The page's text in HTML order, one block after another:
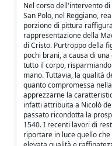
Nel corso dell'intervento
San Polo, nel Reggiano,
porzione di pittura
rappresentazione della
di Cristo. Purtroppo della
pochi brani, a causa di
tutto il corpo,
mano. Tuttavia, la qualità
quanto compromessa
apprezzarne la
infatti attribuita a Nicolò
passato ricondotta la
1540. I recenti lavori di
riportare in luce quello